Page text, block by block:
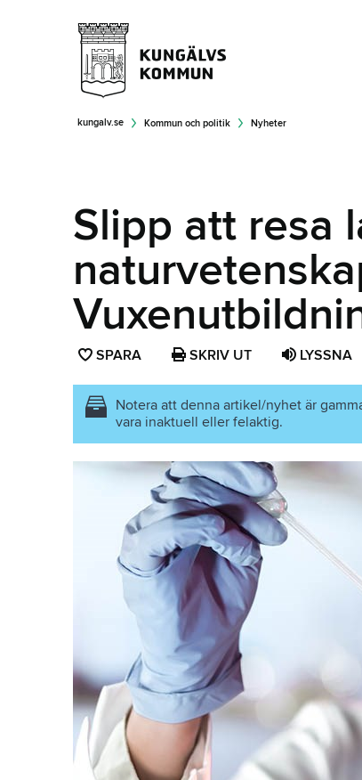
kungalv.se Kommun och politik Nyheter
Slipp att resa
SPARA SPARA
SOM
FAVORIT
SKRIV UT LYSSNA
Notera att denna artikel/nyhet är
vara inaktuell eller felaktig.